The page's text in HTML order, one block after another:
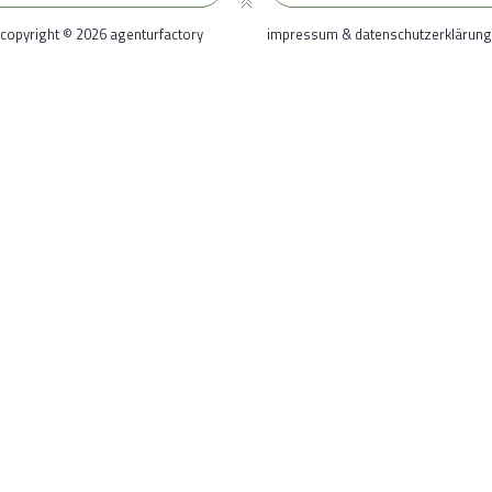
copyright © 2026 agenturfactory impressum & datenschutzerklärung